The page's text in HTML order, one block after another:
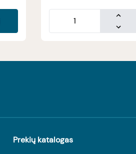
Prekių katalogas